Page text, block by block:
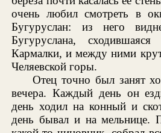
очень любил смотреть в
Бугуруслан: из него
Бугуруслана,
Кармалки, и между ними
Челяевской горы.
Отец точно был занят
вечера. Каждый день он
день ходил на конный и
день бывал и на мельнице.